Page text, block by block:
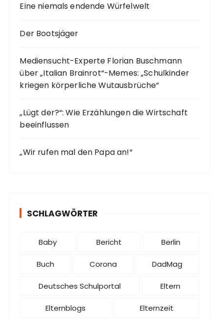
Eine niemals endende Würfelwelt
Der Bootsjäger
Mediensucht-Experte Florian Buschmann
über „Italian Brainrot“-Memes: „Schulkinder
kriegen körperliche Wutausbrüche“
„Lügt der?“: Wie Erzählungen die Wirtschaft
beeinflussen
„Wir rufen mal den Papa an!“
SCHLAGWÖRTER
Baby Bericht Berlin
Buch Corona DadMag
Deutsches Schulportal Eltern
Elternblogs Elternzeit